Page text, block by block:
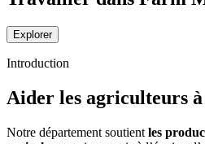
Explorer
Introduction
Aider les agriculteurs
Notre département soutient les